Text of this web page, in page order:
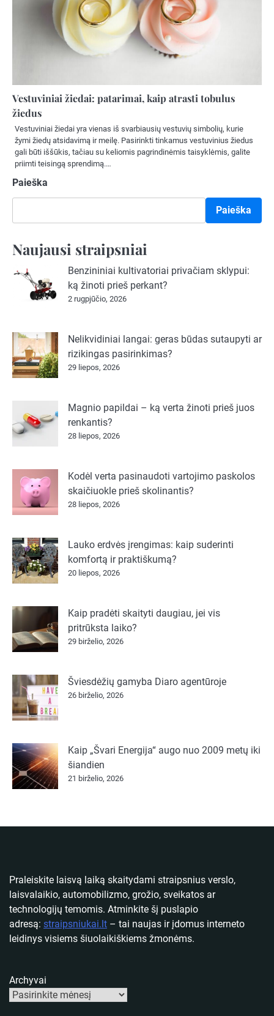
Vestuviniai žiedai: patarimai, kaip atrasti tobulus
žiedus
Vestuviniai žiedai yra vienas iš svarbiausių vestuvių simbolių, kurie
žymi žiedų atsidavimą ir meilę. Pasirinkti tinkamus vestuvinius žiedus
gali būti iššūkis, tačiau su keliomis pagrindinėmis taisyklėmis, galite
priimti teisingą sprendimą.…
Paieška
Paieška
Naujausi straipsniai
Benzininiai kultivatoriai privačiam sklypui:
ką žinoti prieš perkant?
2 rugpjūčio, 2026
Nelikvidiniai langai: geras būdas sutaupyti ar
rizikingas pasirinkimas?
29 liepos, 2026
Magnio papildai – ką verta žinoti prieš juos
renkantis?
28 liepos, 2026
Kodėl verta pasinaudoti vartojimo paskolos
skaičiuokle prieš skolinantis?
28 liepos, 2026
Lauko erdvės įrengimas: kaip suderinti
komfortą ir praktiškumą?
20 liepos, 2026
Kaip pradėti skaityti daugiau, jei vis
pritrūksta laiko?
29 birželio, 2026
Šviesdėžių gamyba Diaro agentūroje
26 birželio, 2026
Kaip „Švari Energija“ augo nuo 2009 metų iki
šiandien
21 birželio, 2026
Praleiskite laisvą laiką skaitydami straipsnius verslo,
laisvalaikio, automobilizmo, grožio, sveikatos ar
technologijų temomis. Atminkite šį puslapio
adresą: straipsniukai.lt – tai naujas ir įdomus interneto
leidinys visiems šiuolaikiškiems žmonėms.
Archyvai